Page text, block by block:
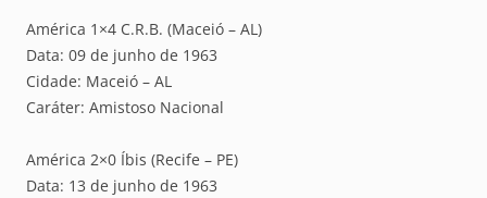
América 1×4 C.R.B. (Maceió – AL)
Data: 09 de junho de 1963
Cidade: Maceió – AL
Caráter: Amistoso Nacional
América 2×0 Íbis (Recife – PE)
Data: 13 de junho de 1963